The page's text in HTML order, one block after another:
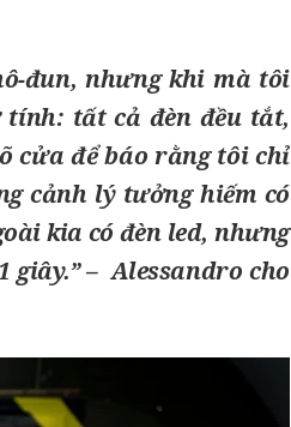
đun, nhưng khi mà tôi
tất cả đèn đều tắt,
cửa để báo rằng tôi chỉ
cảnh lý tưởng hiếm có
kia có đèn led, nhưng
giây.” –Alessandro cho